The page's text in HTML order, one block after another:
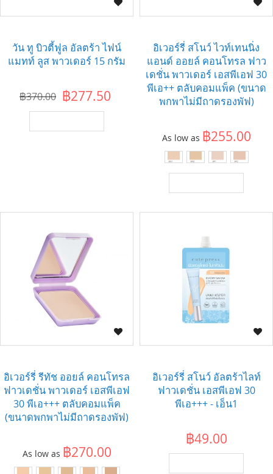
วัน ทู บิวตี้ฟูล อัลตร้า ไฟน์
แมทท์ ลูส พาวเดอร์ 15 กรัม
฿277.50
฿370.00
อิเวอร์รี่ สโนว์ ไวท์เทนนิ่ง
แอนด์ ออยล์ คอนโทรล ฟาว
เดชั่น พาวเดอร์ เอสพีเอฟ 30
พีเอ++ ตลับคอมแพ็ค (ขนาด
พกพาไม่มีถาดรองพัฟ)
As low as ฿255.00
อิเวอร์รี่ รีทัช ออยล์ คอนโทรล
ฟาวเดชั่น พาวเดอร์ เอสพีเอฟ
30 พีเอ+++ ตลับคอมแพ็ค
(ขนาดพกพาไม่มีถาดรองพัฟ)
As low as ฿270.00
อิเวอร์รี่ สโนว์ อัลตร้าไลท์
ฟาวเดชั่น เอสพีเอฟ 30
พีเอ+++ - เอ็น1
฿49.00